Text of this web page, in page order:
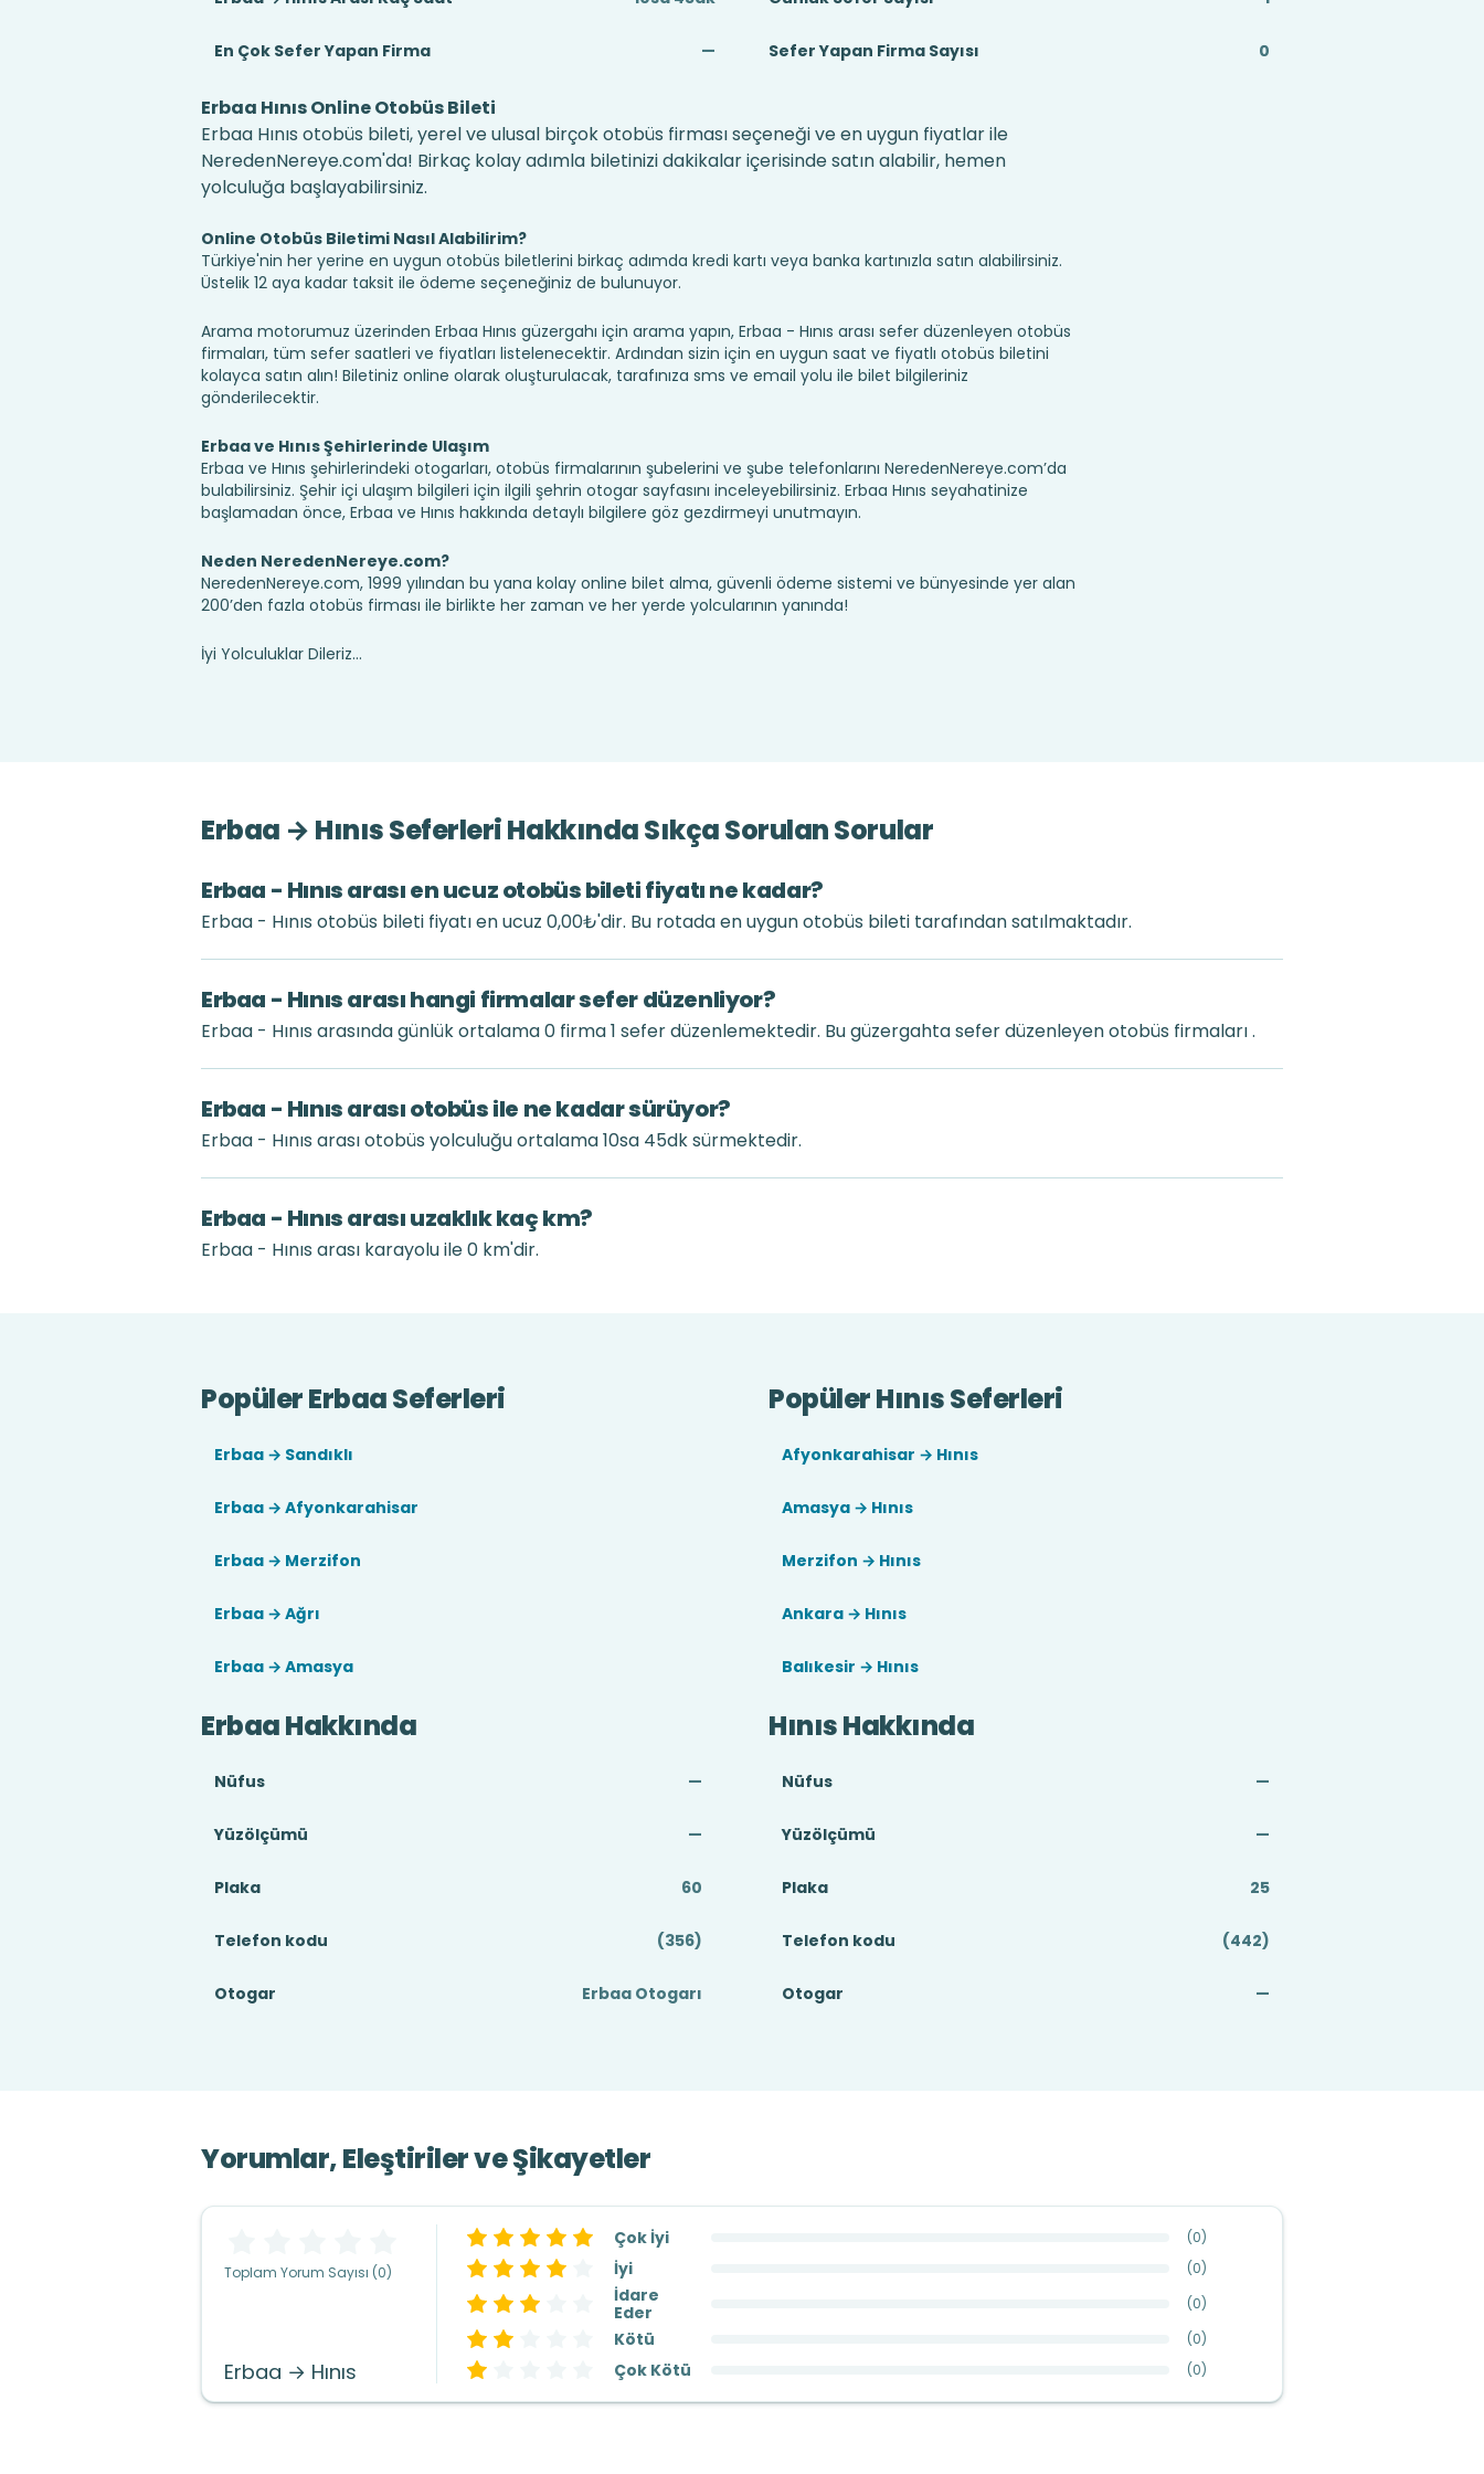
En Çok Sefer Yapan Firma — Sefer Yapan Firma Sayısı 0
Erbaa Hınıs Online Otobüs Bileti
Erbaa Hınıs otobüs bileti, yerel ve ulusal birçok otobüs firması seçeneği ve en uygun fiyatlar ile
NeredenNereye.com'da! Birkaç kolay adımla biletinizi dakikalar içerisinde satın alabilir, hemen
yolculuğa başlayabilirsiniz.
Online Otobüs Biletimi Nasıl Alabilirim?
Türkiye'nin her yerine en uygun otobüs biletlerini birkaç adımda kredi kartı veya banka kartınızla satın alabilirsiniz.
Üstelik 12 aya kadar taksit ile ödeme seçeneğiniz de bulunuyor.
Arama motorumuz üzerinden Erbaa Hınıs güzergahı için arama yapın, Erbaa - Hınıs arası sefer düzenleyen otobüs
firmaları, tüm sefer saatleri ve fiyatları listelenecektir. Ardından sizin için en uygun saat ve fiyatlı otobüs biletini
kolayca satın alın! Biletiniz online olarak oluşturulacak, tarafınıza sms ve email yolu ile bilet bilgileriniz
gönderilecektir.
Erbaa ve Hınıs Şehirlerinde Ulaşım
Erbaa ve Hınıs şehirlerindeki otogarları, otobüs firmalarının şubelerini ve şube telefonlarını NeredenNereye.com’da
bulabilirsiniz. Şehir içi ulaşım bilgileri için ilgili şehrin otogar sayfasını inceleyebilirsiniz. Erbaa Hınıs seyahatinize
başlamadan önce, Erbaa ve Hınıs hakkında detaylı bilgilere göz gezdirmeyi unutmayın.
Neden NeredenNereye.com?
NeredenNereye.com, 1999 yılından bu yana kolay online bilet alma, güvenli ödeme sistemi ve bünyesinde yer alan
200’den fazla otobüs firması ile birlikte her zaman ve her yerde yolcularının yanında!
İyi Yolculuklar Dileriz...
Erbaa → Hınıs Seferleri Hakkında Sıkça Sorulan Sorular
Erbaa - Hınıs arası en ucuz otobüs bileti fiyatı ne kadar?
Erbaa - Hınıs otobüs bileti fiyatı en ucuz 0,00₺'dir. Bu rotada en uygun otobüs bileti tarafından satılmaktadır.
Erbaa - Hınıs arası hangi firmalar sefer düzenliyor?
Erbaa - Hınıs arasında günlük ortalama 0 firma 1 sefer düzenlemektedir. Bu güzergahta sefer düzenleyen otobüs firmaları .
Erbaa - Hınıs arası otobüs ile ne kadar sürüyor?
Erbaa - Hınıs arası otobüs yolculuğu ortalama 10sa 45dk sürmektedir.
Erbaa - Hınıs arası uzaklık kaç km?
Erbaa - Hınıs arası karayolu ile 0 km'dir.
Popüler Erbaa Seferleri
Erbaa → Sandıklı
Erbaa → Afyonkarahisar
Erbaa → Merzifon
Erbaa → Ağrı
Erbaa → Amasya
Popüler Hınıs Seferleri
Afyonkarahisar → Hınıs
Amasya → Hınıs
Merzifon → Hınıs
Ankara → Hınıs
Balıkesir → Hınıs
Erbaa Hakkında
Nüfus —
Yüzölçümü —
Plaka 60
Telefon kodu (356)
Otogar Erbaa Otogarı
Hınıs Hakkında
Nüfus —
Yüzölçümü —
Plaka 25
Telefon kodu (442)
Otogar —
Yorumlar, Eleştiriler ve Şikayetler
Toplam Yorum Sayısı (0)
Erbaa → Hınıs
Çok İyi (0)
İyi (0)
İdare
Eder
(0)
Kötü (0)
Çok Kötü (0)